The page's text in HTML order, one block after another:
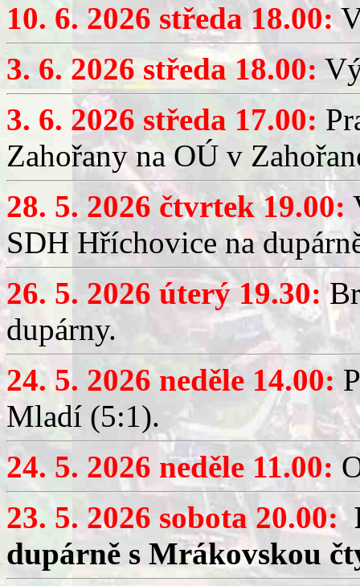
10. 6. 2026 středa 18.00:
3. 6. 2026 středa 18.00:
3. 6. 2026 středa 17.00:
Zahořany na OÚ v
28. 5. 2026 čtvrtek 19.00:
SDH Hříchovice na
26. 5. 2026 úterý 19.30:
dupárny.
24. 5. 2026 neděle 14.00:
Mladí (5:1).
24. 5. 2026 neděle 11.00:
23. 5. 2026 sobota 20.00:
dupárně s Mrákovskou